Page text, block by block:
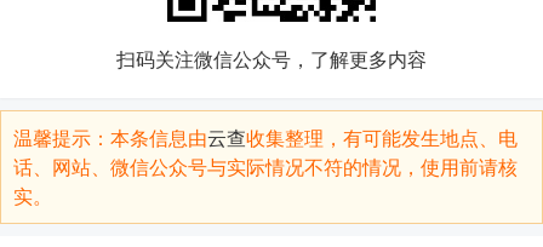
扫码关注微信公众号，了解更多内容
温馨提示：本条信息由云查收集整理，有可能发生地点、电
话、网站、微信公众号与实际情况不符的情况，使用前请核
实。